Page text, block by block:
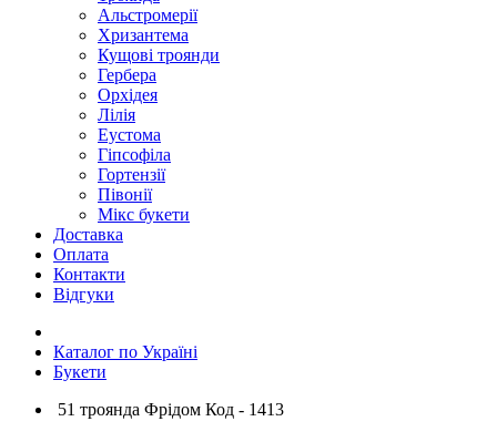
Альстромерії
Хризантема
Кущові троянди
Гербера
Орхідея
Лілія
Еустома
Гіпсофіла
Гортензії
Півонії
Мікс букети
Доставка
Оплата
Контакти
Відгуки
Каталог по Україні
Букети
51 троянда Фрідом Код - 1413